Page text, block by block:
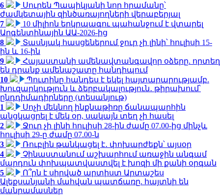
6
Սուրեն Պապիկյանի նոր հրամանը՝
ժամկետային զինծառայողների վերաբերյալ
7
10 միլիոն երկրպագու պահանջում է վտարել
Արգենտինային ԱԱ-2026-ից
8
Տասնյակ հասցեներում ջուր չի լինի՝ հուլիսի 15-
ին և 16-ին
9
Հայաստանի ամենավտանգավոր օձերը. որտեղ
են դրանք ամենաշատը հանդիպում
10
Պուտինը հանդես է եկել հայտարարությամբ.
Խուզարկություն և ձերբակալություն․ թիրախում՝
ընդդիմադիրները (տեսանյութ)
1
Սոչի մեկնող ինքնաթիռը ճանապարհին
անցկացրել է մեկ օր, սակայն տեղ չի հասել
2
Ջուր չի լինի հուլիսի 28-ին ժամը 07.00-ից մինչև
հուլիսի 29-ը ժամը 07.00-ն
3
Ռուբլին թանկացել է․ փոխարժեքն՝ այսօր
4
Չինաստանում աշխարհում առաջին անգամ
մարդուն փոխպատվաստվել է խոզի մի քանի օրգան
5
Ո՞րն է սիրված արտիստ Արտաշես
Ալեքսանյանի մահվան պատճառը. հայտնի են
մանրամասներ